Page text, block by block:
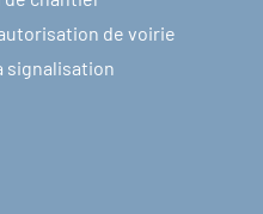
de voirie
signalisation